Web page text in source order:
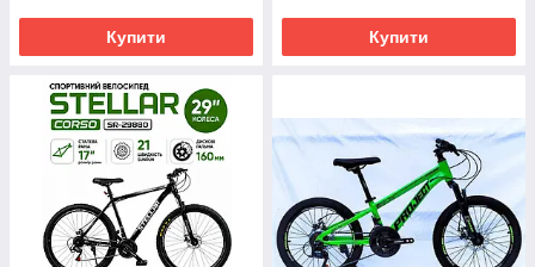
Купити Купити